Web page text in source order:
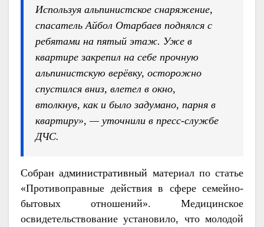
Используя альпинистское снаряжение,
спасатель Айбол Отарбаев поднялся с
ребятами на пятый этаж. Уже в
квартире закрепил на себе прочную
альпинистскую верёвку, осторожно
спустился вниз, влетел в окно,
втолкнув, как и было задумано, парня в
квартиру», — уточнили в пресс-службе
ДЧС.
Собран административный материал по статье
«Противоправные действия в сфере семейно-
бытовых отношений». Медицинское
освидетельствование установило, что молодой